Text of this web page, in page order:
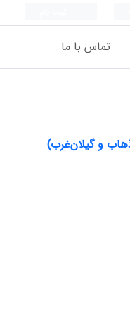
تماس با ما
و گیلان‌غرب)